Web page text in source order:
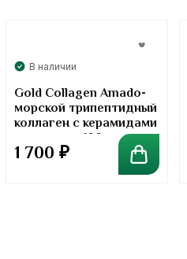
В наличии
Gold Collagen Amado-
морской трипептидный
коллаген с керамидами
в порошке. 100 грамм
1 700 ₽